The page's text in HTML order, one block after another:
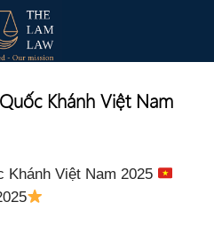
Khánh Việt Nam
Khánh Việt Nam 2025